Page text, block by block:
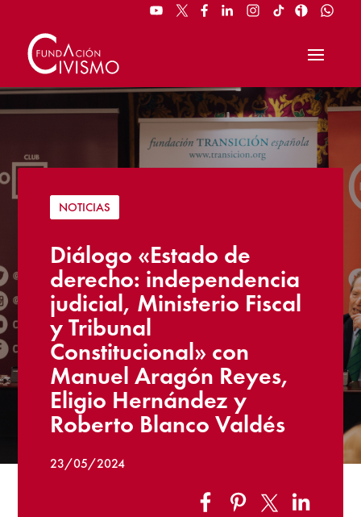
NOTICIAS
Diálogo «Estado de
derecho: independencia
judicial, Ministerio Fiscal
y Tribunal
Constitucional» con
Manuel Aragón Reyes,
Eligio Hernández y
Roberto Blanco Valdés
23/05/2024